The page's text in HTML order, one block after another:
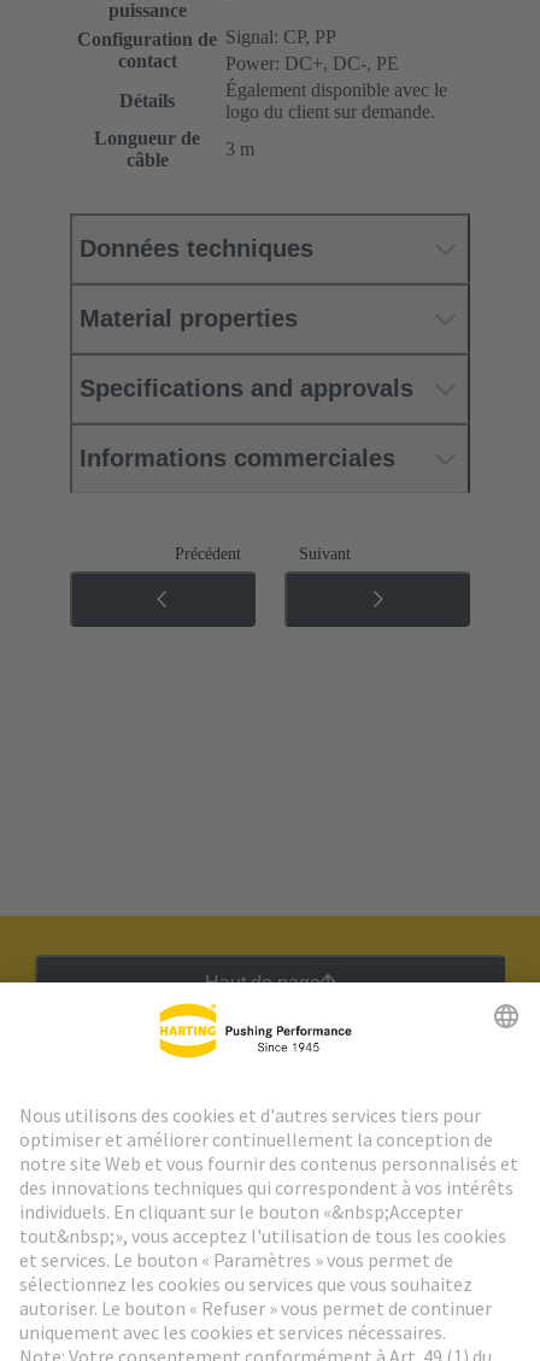
puissance
Configuration de
contact
Signal: CP, PP
Power: DC+, DC-, PE
Détails
Également disponible avec le
logo du client sur demande.
Longueur de
câble
3 m
Données techniques
Material properties
Specifications and approvals
Informations commerciales
Précédent Suivant
Haut de page
Aller à l'inscription
Social Media